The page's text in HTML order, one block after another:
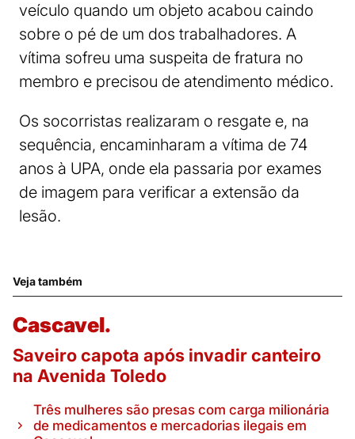
veículo quando um objeto acabou caindo
sobre o pé de um dos trabalhadores. A
vítima sofreu uma suspeita de fratura no
membro e precisou de atendimento médico.
Os socorristas realizaram o resgate e, na
sequência, encaminharam a vítima de 74
anos à UPA, onde ela passaria por exames
de imagem para verificar a extensão da
lesão.
Veja também
Cascavel.
Saveiro capota após invadir canteiro
na Avenida Toledo
Três mulheres são presas com carga milionária
de medicamentos e mercadorias ilegais em